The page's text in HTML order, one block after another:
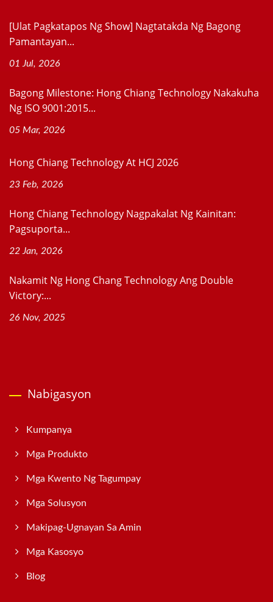
[Ulat Pagkatapos Ng Show] Nagtatakda Ng Bagong
Pamantayan...
01 Jul, 2026
Bagong Milestone: Hong Chiang Technology Nakakuha
Ng ISO 9001:2015...
05 Mar, 2026
Hong Chiang Technology At HCJ 2026
23 Feb, 2026
Hong Chiang Technology Nagpakalat Ng Kainitan:
Pagsuporta...
22 Jan, 2026
Nakamit Ng Hong Chang Technology Ang Double
Victory:...
26 Nov, 2025
Nabigasyon
Kumpanya
Mga Produkto
Mga Kwento Ng Tagumpay
Mga Solusyon
Makipag-Ugnayan Sa Amin
Mga Kasosyo
Blog